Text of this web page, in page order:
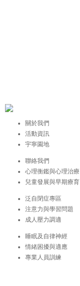
關於我們
活動資訊
宇寧園地
聯絡我們
心理衡鑑與心理治療
兒童發展與早期療育
泛自閉症專區
注意力與學習問題
成人壓力調適
睡眠及自律神經
情緒困擾與適應
專業人員訓練